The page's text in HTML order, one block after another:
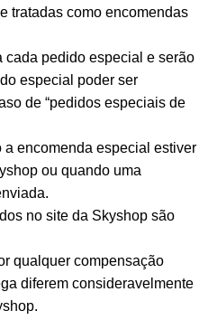
tratadas como encomendas
cada pedido especial e serão
especial poder ser
de “pedidos especiais de
encomenda especial estiver
ou quando uma
no site da Skyshop são
qualquer compensação
diferem consideravelmente